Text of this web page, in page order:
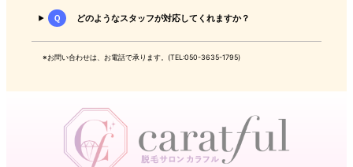
Ｑ どのようなスタッフが対応してくれますか？
※お問い合わせは、お電話で承ります。(TEL:050-3635-1795)